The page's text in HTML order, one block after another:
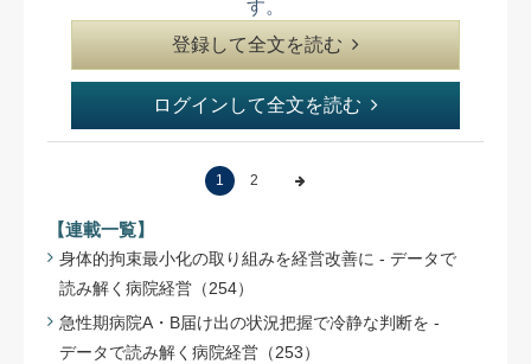
す。
登録して全文を読む
ログインして全文を読む
1 2
【連載一覧】
身体的拘束最小化の取り組みを経営改善に - データで
読み解く病院経営（254）
急性期病院A・B届け出の状況把握で冷静な判断を -
データで読み解く病院経営（253）